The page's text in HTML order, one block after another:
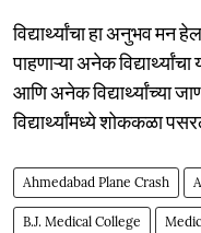
विद्यार्थ्यांचा हा अनुभव मन
पाहणाऱ्या अनेक
आणि अनेक विद्यार्थ्यांच्या
विद्यार्थ्यांमध्ये शोककळा
Ahmedabad Plane Crash
B.J. Medical College